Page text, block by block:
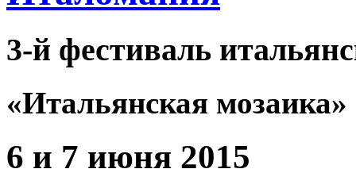
3-й фестиваль
«Итальянская мозаика»
6 и 7 июня 2015